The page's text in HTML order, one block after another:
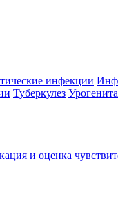
инфекции
Туберкулез
и оценка